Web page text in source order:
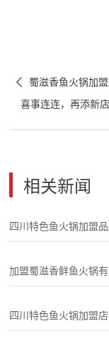
 蜀滋香鱼火锅加
喜事连连，再添新
相关新闻
四川特色鱼火锅加盟
加盟蜀滋香鲜鱼火锅有
四川特色鱼火锅加盟